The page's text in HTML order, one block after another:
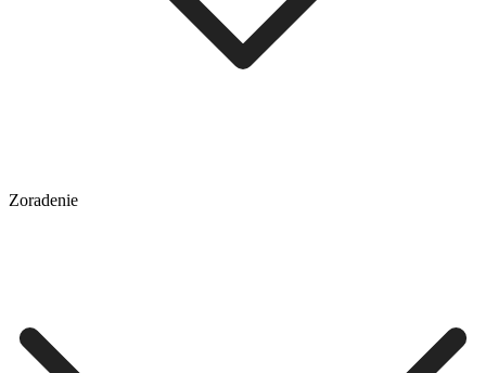
Zoradenie